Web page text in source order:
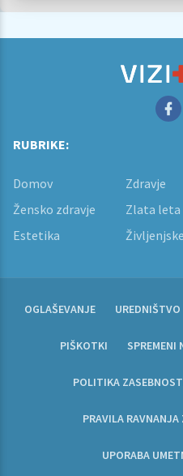
RUBRIKE:
Domov Zdravje
Žensko zdravje
Zlata leta
Estetika
OGLAŠEVANJE UREDNIŠTVO
PIŠKOTKI SPREMENI
POLITIKA
PRAVILA
UPORABA